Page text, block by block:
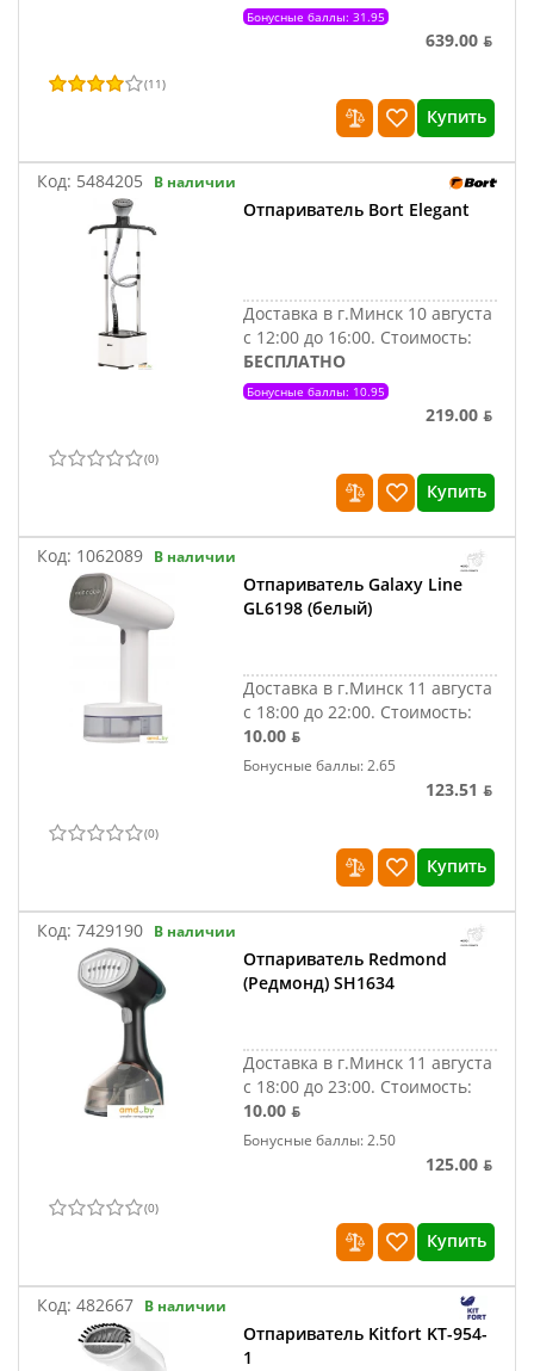
Бонусные баллы: 31.95
639.00 ƃ
(11)
Купить
Код: 5484205 В наличии
Отпариватель Bort Elegant
Доставка в г.Минск 10 августа
с 12:00 до 16:00. Стоимость:
БЕСПЛАТНО
Бонусные баллы: 10.95
219.00 ƃ
(0)
Купить
Код: 1062089 В наличии
Отпариватель Galaxy Line
GL6198 (белый)
Доставка в г.Минск 11 августа
с 18:00 до 22:00. Стоимость:
10.00 ƃ
Бонусные баллы: 2.65
123.51 ƃ
(0)
Купить
Код: 7429190 В наличии
Отпариватель Redmond
(Редмонд) SH1634
Доставка в г.Минск 11 августа
с 18:00 до 23:00. Стоимость:
10.00 ƃ
Бонусные баллы: 2.50
125.00 ƃ
(0)
Купить
Код: 482667 В наличии
Отпариватель Kitfort KT-954-
1